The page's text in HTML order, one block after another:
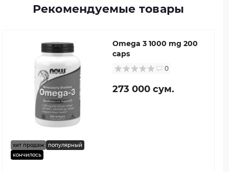
Рекомендуемые товары
хит продаж
популярный
кончилось
Omega 3 1000 mg 200
caps
0
273 000 сум.